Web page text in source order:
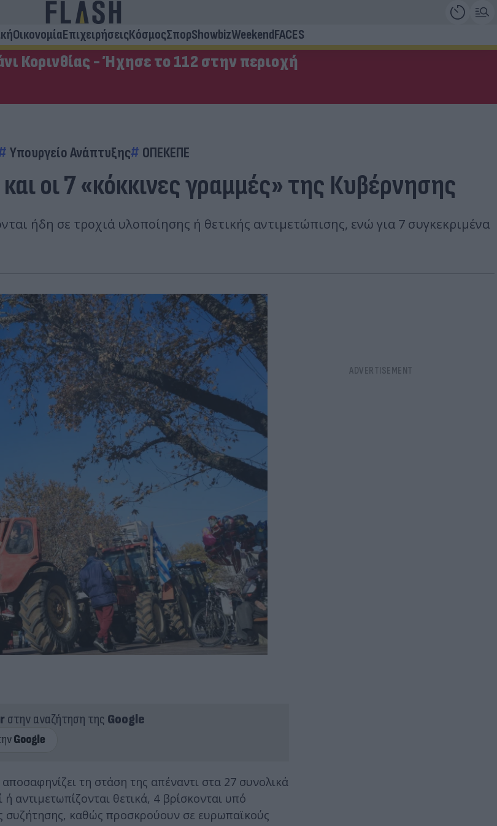
ΟικονομίαΕπιχειρήσειςΚόσμοςΣπορShowbizWeekendFACES
Κορινθίας - Ήχησε το 112 στην περιοχή
Υπουργείο Ανάπτυξης ΟΠΕΚΕΠΕ
οι 7 «κόκκινες γραμμές» της Κυβέρνησης
ήδη σε τροχιά υλοποίησης ή θετικής αντιμετώπισης, ενώ για 7 συγκεκριμένα
στην αναζήτηση της Google
τη στάση της απέναντι στα 27 συνολικά
αντιμετωπίζονται θετικά, 4 βρίσκονται υπό
συζήτησης, καθώς προσκρούουν σε ευρωπαϊκούς